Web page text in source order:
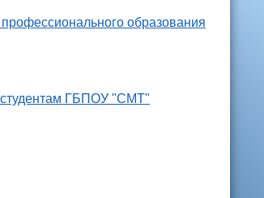
образования
студентам ГБПОУ "СМТ"